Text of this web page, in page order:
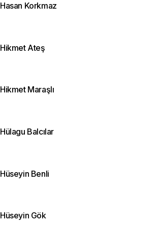
Hasan Korkmaz
Hikmet Ateş
Hikmet Maraşlı
Hülagu Balcılar
Hüseyin Benli
Hüseyin Gök